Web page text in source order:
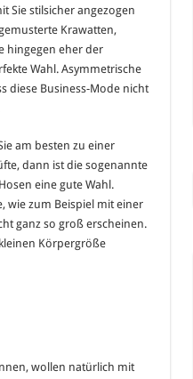
Sie stilsicher angezogen
Krawatten,
hingegen eher der
Wahl. Asymmetrische
diese Business-Mode nicht
am besten zu einer
dann ist die sogenannte
eine gute Wahl.
wie zum Beispiel mit einer
ganz so groß erscheinen.
Körpergröße
wollen natürlich mit